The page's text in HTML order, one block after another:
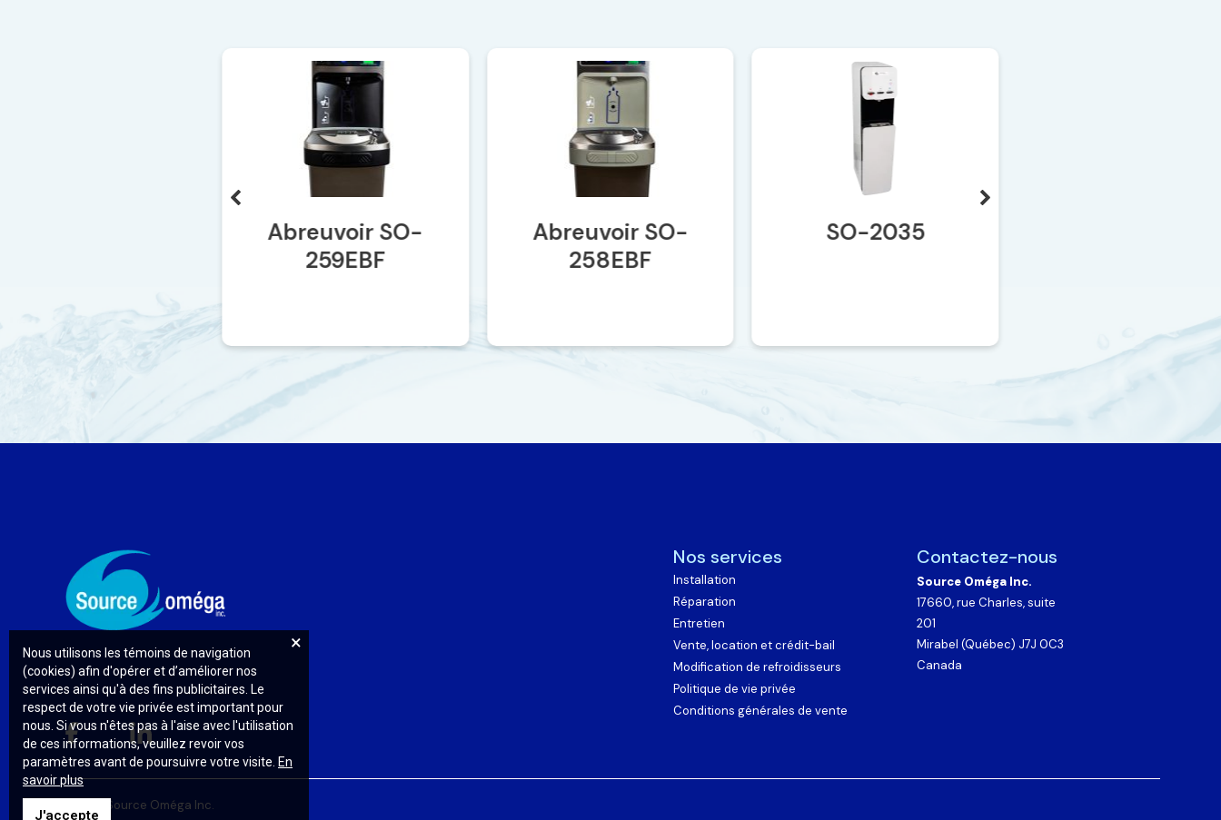
Abreuvoir SO-
259EBF
Abreuvoir SO-
258EBF
SO-2035
Nos services
Installation
Réparation
Entretien
Vente, location et crédit-bail
Modification de refroidisseurs
Politique de vie privée
Conditions générales de vente
Contactez-nous
Source Oméga Inc.
17660, rue Charles, suite
201
Mirabel (Québec) J7J 0C3
Canada
© 2026 Source Oméga Inc.
Nous utilisons les témoins de navigation
(cookies) afin d'opérer et d’améliorer nos
services ainsi qu'à des fins publicitaires. Le
respect de votre vie privée est important pour
nous. Si vous n'êtes pas à l'aise avec l'utilisation
de ces informations, veuillez revoir vos
paramètres avant de poursuivre votre visite. En
savoir plus
J'accepte